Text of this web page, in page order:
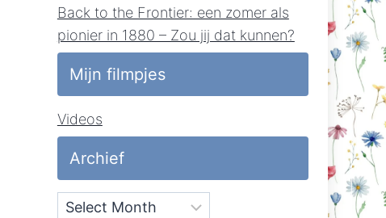
Back to the Frontier: een zomer als
pionier in 1880 – Zou jij dat kunnen?
Mijn filmpjes
Videos
Archief
Archief